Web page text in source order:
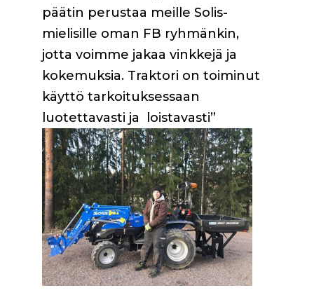
päätin perustaa meille Solis-
mielisille oman FB ryhmänkin,
jotta voimme jakaa vinkkejä ja
kokemuksia. Traktori on toiminut
käyttö tarkoituksessaan
luotettavasti ja loistavasti”